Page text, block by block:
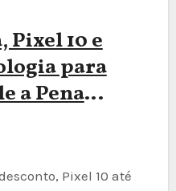
Pixel 10 e
para
a Pena